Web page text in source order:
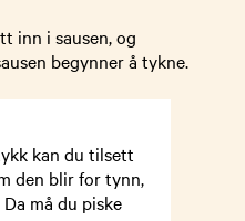
inn i sausen, og
begynner å tykne.
kan du tilsett
den blir for tynn,
må du piske